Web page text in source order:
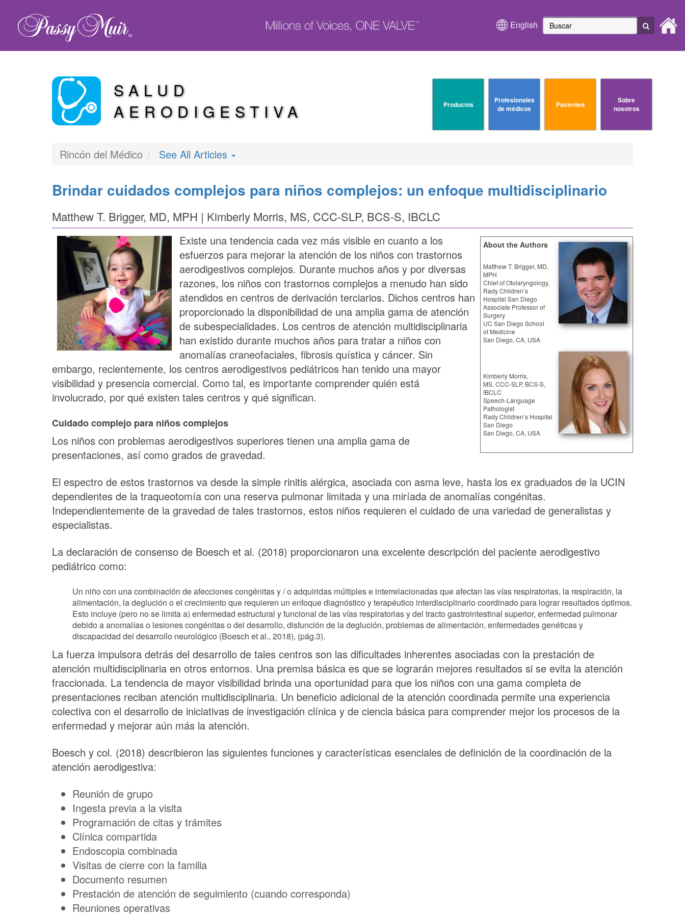
Productos
Profesionales
de médicos
Pacientes
Sobre
nosotros
English
SALUD
AERODIGESTIVA
Rincón del Médico See All Articles
Brindar cuidados complejos para niños complejos: un enfoque multidisciplinario
Matthew T. Brigger, MD, MPH | Kimberly Morris, MS, CCC-SLP, BCS-S, IBCLC
About the Authors
Matthew T. Brigger, MD,
MPH
Chief of Otolaryngology,
Rady Children’s
Hospital San Diego
Associate Professor of
Surgery
UC San Diego School
of Medicine
San Diego, CA, USA
Kimberly Morris,
MS, CCC-SLP, BCS-S,
IBCLC
Speech-Language
Pathologist
Rady Children’s Hospital
San Diego
San Diego, CA, USA
Existe una tendencia cada vez más visible en cuanto a los
esfuerzos para mejorar la atención de los niños con trastornos
aerodigestivos complejos. Durante muchos años y por diversas
razones, los niños con trastornos complejos a menudo han sido
atendidos en centros de derivación terciarios. Dichos centros han
proporcionado la disponibilidad de una amplia gama de atención
de subespecialidades. Los centros de atención multidisciplinaria
han existido durante muchos años para tratar a niños con
anomalías craneofaciales, fibrosis quística y cáncer. Sin
embargo, recientemente, los centros aerodigestivos pediátricos han tenido una mayor
visibilidad y presencia comercial. Como tal, es importante comprender quién está
involucrado, por qué existen tales centros y qué significan.
Cuidado complejo para niños complejos
Los niños con problemas aerodigestivos superiores tienen una amplia gama de
presentaciones, así como grados de gravedad.
El espectro de estos trastornos va desde la simple rinitis alérgica, asociada con asma leve, hasta los ex graduados de la UCIN
dependientes de la traqueotomía con una reserva pulmonar limitada y una miríada de anomalías congénitas.
Independientemente de la gravedad de tales trastornos, estos niños requieren el cuidado de una variedad de generalistas y
especialistas.
La declaración de consenso de Boesch et al. (2018) proporcionaron una excelente descripción del paciente aerodigestivo
pediátrico como:
Un niño con una combinación de afecciones congénitas y / o adquiridas múltiples e interrelacionadas que afectan las vías respiratorias, la respiración, la
alimentación, la deglución o el crecimiento que requieren un enfoque diagnóstico y terapéutico interdisciplinario coordinado para lograr resultados óptimos.
Esto incluye (pero no se limita a) enfermedad estructural y funcional de las vías respiratorias y del tracto gastrointestinal superior, enfermedad pulmonar
debido a anomalías o lesiones congénitas o del desarrollo, disfunción de la deglución, problemas de alimentación, enfermedades genéticas y
discapacidad del desarrollo neurológico (Boesch et al., 2018), (pág.3).
La fuerza impulsora detrás del desarrollo de tales centros son las dificultades inherentes asociadas con la prestación de
atención multidisciplinaria en otros entornos. Una premisa básica es que se lograrán mejores resultados si se evita la atención
fraccionada. La tendencia de mayor visibilidad brinda una oportunidad para que los niños con una gama completa de
presentaciones reciban atención multidisciplinaria. Un beneficio adicional de la atención coordinada permite una experiencia
colectiva con el desarrollo de iniciativas de investigación clínica y de ciencia básica para comprender mejor los procesos de la
enfermedad y mejorar aún más la atención.
Boesch y col. (2018) describieron las siguientes funciones y características esenciales de definición de la coordinación de la
atención aerodigestiva:
Reunión de grupo
Ingesta previa a la visita
Programación de citas y trámites
Clínica compartida
Endoscopia combinada
Visitas de cierre con la familia
Documento resumen
Prestación de atención de seguimiento (cuando corresponda)
Reuniones operativas